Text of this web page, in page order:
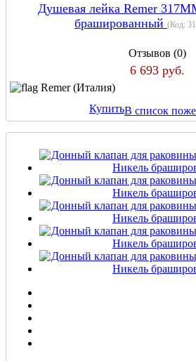
Душевая лейка Remer
брашированный (Код:
Отзывов (0)
6 693 руб.
Remer (Италия)
КупитьВ список